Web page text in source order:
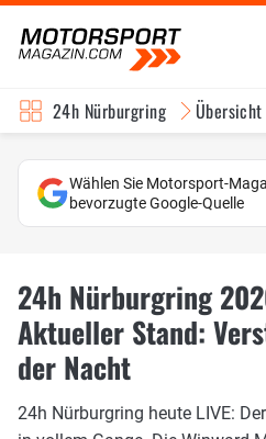
24h Nürburgring Übersicht
Wählen Sie Motorsport-
bevorzugte Google-Quelle
24h Nürburgring
Aktueller Stand:
der Nacht
24h Nürburgring heute LIVE: